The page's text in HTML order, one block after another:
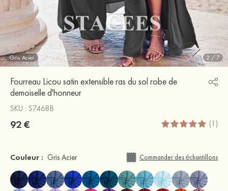
Gris Acier 2 / 7
Fourreau Licou satin extensible ras du sol robe de
demoiselle d'honneur
SKU : S7468B
92 € (1)
Couleur : Gris Acier Commander des échantillons